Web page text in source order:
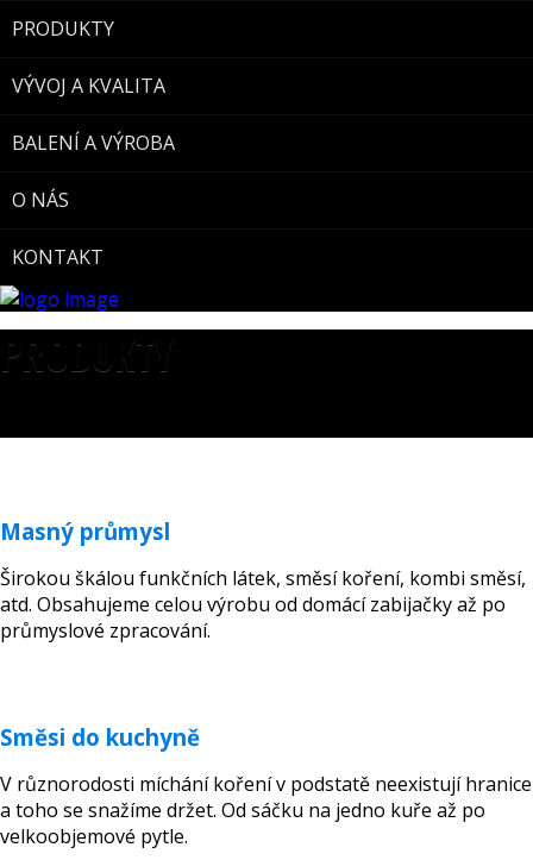
PRODUKTY
VÝVOJ A KVALITA
BALENÍ A VÝROBA
O NÁS
KONTAKT
PRODUKTY
Masný průmysl
Širokou škálou funkčních látek, směsí koření, kombi směsí,
atd. Obsahujeme celou výrobu od domácí zabijačky až po
průmyslové zpracování.
Směsi do kuchyně
V různorodosti míchání koření v podstatě neexistují hranice
a toho se snažíme držet. Od sáčku na jedno kuře až po
velkoobjemové pytle.